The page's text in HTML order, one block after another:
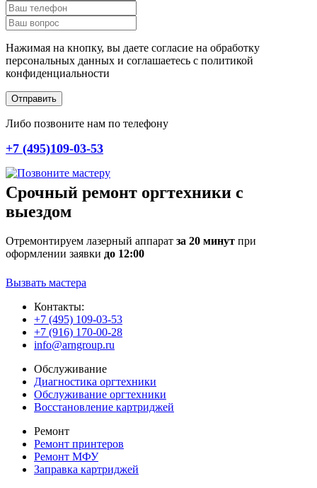
Нажимая на кнопку, вы даете согласие на обработку
персональных данных и соглашаетесь c политикой
конфиденциальности
Отправить
Либо позвоните нам по телефону
+7 (495)109-03-53
Срочный ремонт оргтехники с
выездом
Отремонтируем лазерный аппарат за 20 минут при
оформлении заявки до 12:00
Вызвать мастера
Контакты:
+7 (495) 109-03-53
+7 (916) 170-00-28
info@arngroup.ru
Обслуживание
Диагностика оргтехники
Обслуживание оргтехники
Восстановление картриджей
Ремонт
Ремонт принтеров
Ремонт МФУ
Заправка картриджей